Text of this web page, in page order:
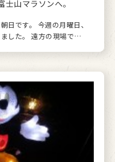
士山マラソンへ。
日です。 今週の月曜日、
した。 遠方の現場で…